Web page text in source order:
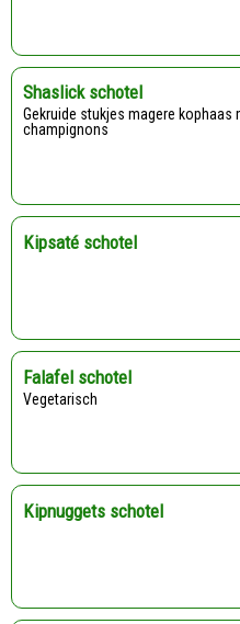
Shaslick schotel
Gekruide stukjes magere kophaas met paprika, ui en
champignons
Kipsaté schotel
Falafel schotel
Vegetarisch
Kipnuggets schotel